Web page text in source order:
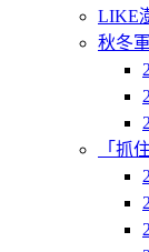
LIKE
秋冬
「抓